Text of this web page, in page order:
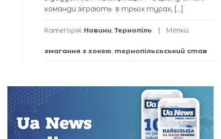
команди зіграють в трьох турах, […]
Категорія: Новини Тернопіль Мітки:
змагання з хокею тернопільсьський став